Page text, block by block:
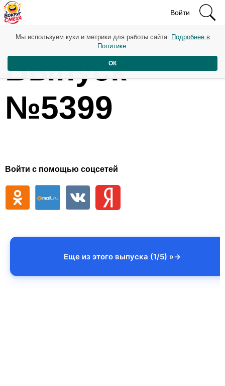
Войти
Выпуск
№5399
Войти с помощью соцсетей
Еще из этого выпуска (1/5) »
Мы используем куки и метрики для работы сайта. Подробнее в
Политике.
ОК